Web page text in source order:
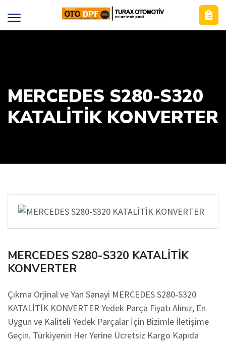
MERCEDES S280-S320
KATALİTİK KONVERTER
MERCEDES S280-S320 KATALİTİK
KONVERTER
Çıkma Orjinal ve Yan Sanayi MERCEDES S280-S320
KATALİTİK KONVERTER Yedek Parça Fiyatı Alınız, En
Uygun ve Kaliteli Yedek Parçalar İçin Bizimle İletişime
Geçin. Türkiyenin Her Yerine Ücretsiz Kargo Kapıda